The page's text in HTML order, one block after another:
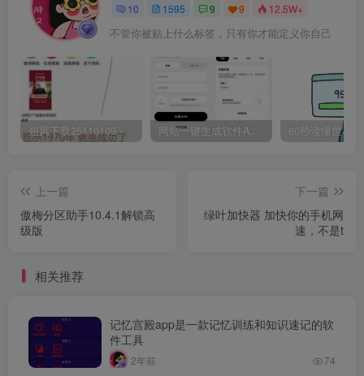
10 1595 9 9 12.5W+
不管你被贴上什么标签，只有你才能定义你自己
朔风下载25110109 -磁力下载神器-去VIP限制版本 网站一键生成软件APP 完美版 同时支持打包html文件
上一篇
傲梅分区助手10.4.1解锁高
级版
下一篇
绿叶加快器 加快你的手机网
速，不是t
相关推荐
记忆宫殿app是一款记忆训练和知识速记的软
件工具
2年前 74